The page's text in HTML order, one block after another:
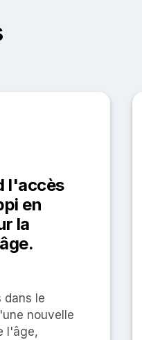
l'accès
en
la
dans le
nouvelle
l'âge,